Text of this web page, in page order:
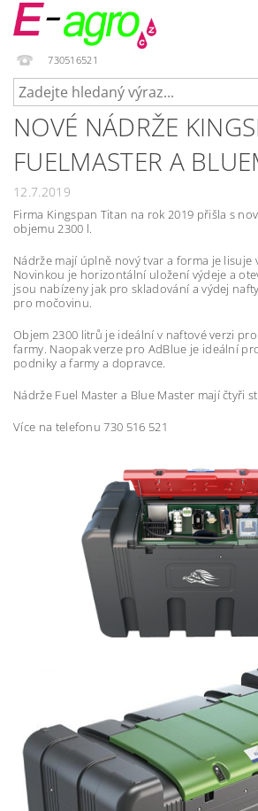
730516521
NOVÉ NÁDRŽE
FUELMASTER A
12.7.2019
Firma Kingspan Titan na rok 2019 přišla s
objemu 2300 l.
Nádrže mají úplně nový tvar a forma je lisuje
Novinkou je horizontální uložení výdeje a
jsou nabízeny jak pro skladování a výdej
pro močovinu.
Objem 2300 litrů je ideální v naftové verzi
farmy. Naopak verze pro AdBlue je ideální
podniky a farmy a dopravce.
Nádrže Fuel Master a Blue Master mají čtyři
Více na telefonu 730 516 521